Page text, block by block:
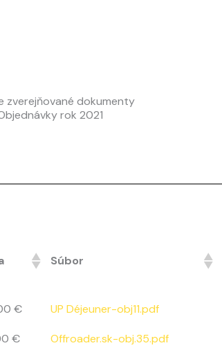
zverejňované dokumenty
rok 2021
Súbor
€ UP Déjeuner-obj11.pdf
€ Offroader.sk-obj.35.pdf